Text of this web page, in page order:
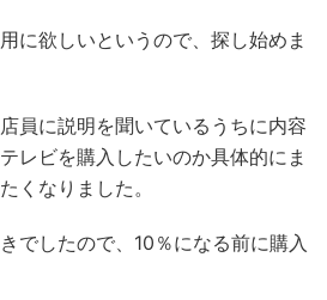
に欲しいというので、探し始めま
員に説明を聞いているうちに内容
レビを購入したいのか具体的にま
くなりました。
でしたので、10％になる前に購入